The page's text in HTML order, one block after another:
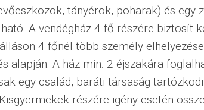
tányérok, poharak) és egy
A vendégház 4 fő részére biztosít
4 főnél több személy
alapján. A ház min. 2 éjszakára
egy család, baráti társaság
részére igény esetén